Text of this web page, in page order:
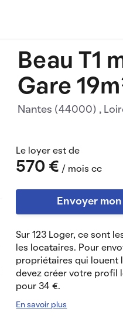
Beau T1
Gare
Nantes (44000) ,
Le loyer est de
570 € / mois cc
Envoyer
Sur 123 Loger, ce sont
les locataires. Pour
propriétaires qui louent
devez créer votre profil
pour 34 €.
En savoir plus